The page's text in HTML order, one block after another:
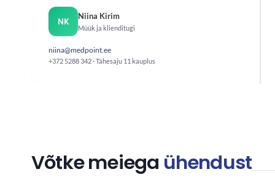
NK Niina Kirim
Müük ja klienditugi
niina@medpoint.ee
+372 5288 342 · Tähesaju 11 kauplus
Võtke meiega ühendust